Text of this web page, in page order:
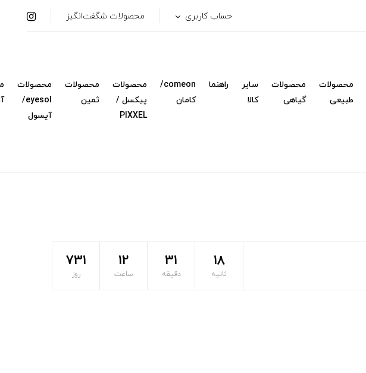
حساب کاربری محصولات شگفت‌انگیز
محصولات
طبیعی
محصولات
گیاهی
سایر
کالا
راهنما
comeon/
کامان
محصولات
پیکسل /
PIXXEL
محصولات
ثمین
محصولات
eyesol/
آیسول
731
روز
12
ساعت
31
دقیقه
17
ثانیه